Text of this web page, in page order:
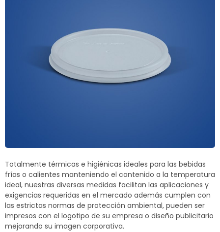
Termoformas
Totalmente térmicas e higiénicas ideales para las bebidas
frías o calientes manteniendo el contenido a la temperatura
ideal, nuestras diversas medidas facilitan las aplicaciones y
exigencias requeridas en el mercado además cumplen con
las estrictas normas de protección ambiental, pueden ser
impresos con el logotipo de su empresa o diseño publicitario
mejorando su imagen corporativa.